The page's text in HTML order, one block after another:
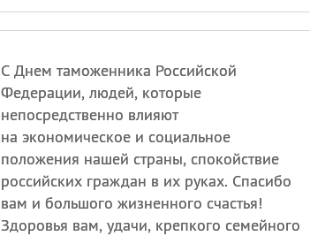
С Днем таможенника Российской
Федерации, людей, которые
непосредственно влияют
на экономическое и социальное
положения нашей страны, спокойствие
российских граждан в их руках. Спасибо
вам и большого жизненного счастья!
Здоровья вам, удачи, крепкого семейного